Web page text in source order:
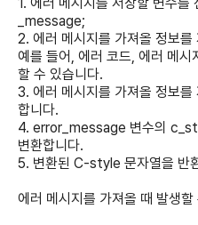
_message;
2. 에러 메시지를 가져올 정보
예를 들어, 에러 코드, 에러 메
할 수 있습니다.
3. 에러 메시지를 가져올 정보
합니다.
4. error_message 변수의
변환합니다.
5. 변환된 C-style 문자열을 반
에러 메시지를 가져올 때 발생